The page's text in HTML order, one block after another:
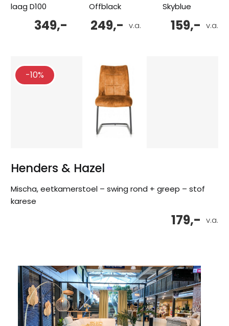
laag D100
349,-
Offblack
v.a.
249,-
Skyblue
v.a.
159,-
-10%
Henders & Hazel
Mischa, eetkamerstoel – swing rond + greep – stof
karese
v.a.
179,-